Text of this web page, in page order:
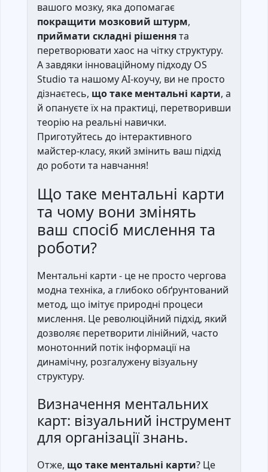
вашого мозку, яка допомагає
покращити мозковий штурм,
приймати складні рішеннята
перетворювати хаос на чітку структуру.
А завдяки інноваційному підходу OS
Studio та нашому AI-коучу, ви не просто
дізнаєтесь, що таке ментальні карти, а
й опануєте їх на практиці, перетворивши
теорію на реальні навички.
Приготуйтесь до інтерактивного
майстер-класу, який змінить ваш підхід
до роботи та навчання!
Що таке ментальні карти
та чому вони змінять
ваш спосіб мислення та
роботи?
Ментальні карти - це не просто чергова
модна техніка, а глибоко обґрунтований
метод, що імітує природні процеси
мислення. Це революційний підхід, який
дозволяє перетворити лінійний, часто
монотонний потік інформації на
динамічну, розгалужену візуальну
структуру.
Визначення ментальних
карт: візуальний інструмент
для організації знань.
Отже, що таке ментальні карти? Це